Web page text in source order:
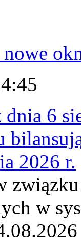
6
2026 r.
w